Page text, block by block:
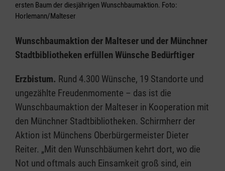
ersten Baum der diesjährigen Wunschbaumaktion. Foto:
Horlemann/Malteser
Wunschbaumaktion der Malteser und der Münchner
Stadtbibliotheken erfüllen Wünsche Bedürftiger
Erzbistum. Rund 4.300 Wünsche, 19 Standorte und
ungezählte Freudenmomente – das ist die
Wunschbaumaktion der Malteser in Kooperation mit
den Münchner Stadtbibliotheken. Schirmherr der
Aktion ist Münchens Oberbürgermeister Dieter
Reiter. „Mit den Wunschbäumen kehrt dort, wo die
Not und oftmals auch Einsamkeit groß sind, ein